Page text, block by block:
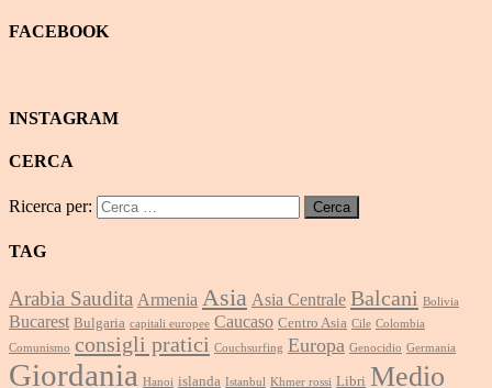
FACEBOOK
INSTAGRAM
CERCA
Ricerca per:
TAG
Arabia Saudita Armenia Asia Asia Centrale Balcani Bolivia
Bucarest Bulgaria capitali europee Caucaso Centro Asia Cile Colombia
Comunismo consigli pratici Couchsurfing Europa Genocidio Germania
Giordania Hanoi islanda Istanbul Khmer rossi Libri Medio